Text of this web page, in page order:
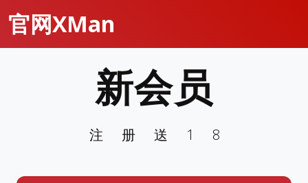
官网XMan
新会员
注册送18